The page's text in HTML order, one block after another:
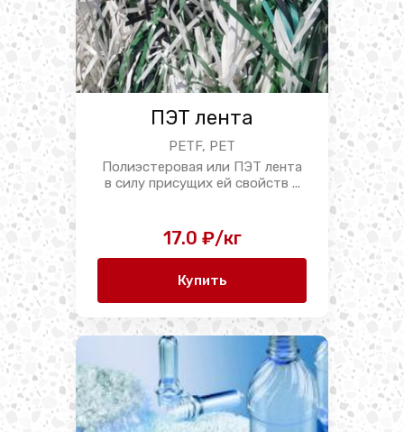
ПЭТ лента
PETF, PET
Полиэстеровая или ПЭТ лента
в силу присущих ей свойств ...
17.0 ₽/кг
Купить